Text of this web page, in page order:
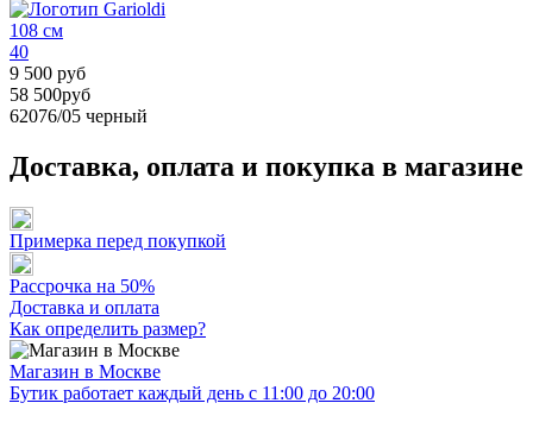
108 см
40
9 500 руб
58 500руб
62076/05 черный
Доставка, оплата и покупка в магазине
Примерка перед покупкой
Рассрочка на 50%
Доставка и оплата
Как определить размер?
Магазин в Москве
Бутик работает каждый день с 11:00 до 20:00